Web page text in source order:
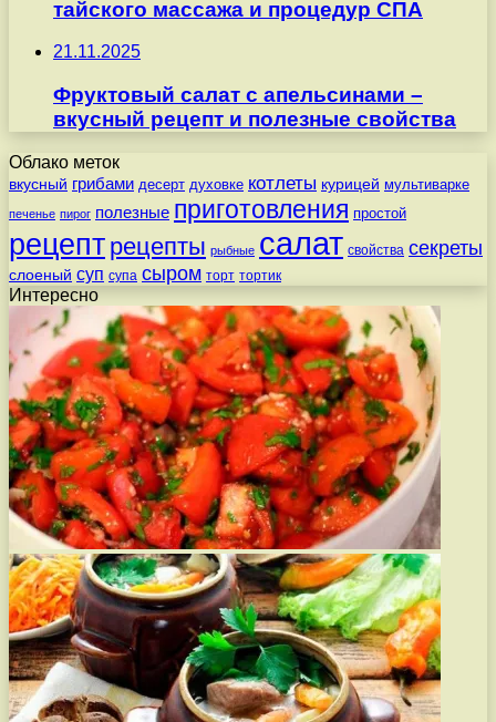
тайского массажа и процедур СПА
21.11.2025
Фруктовый салат с апельсинами –
вкусный рецепт и полезные свойства
Облако меток
вкусный грибами десерт духовке котлеты курицей мультиварке
печенье пирог полезные приготовления простой
рецепт рецепты рыбные салат свойства секреты
слоеный суп супа сыром торт тортик
Интересно